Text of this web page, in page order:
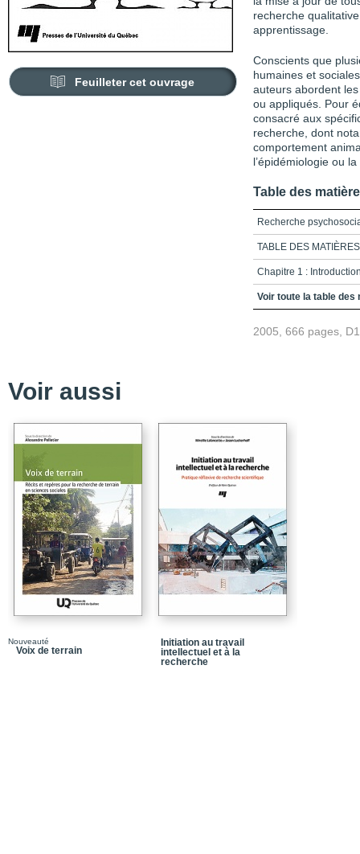
Feuilleter cet ouvrage
recherche
apprentissage.
Conscients que
humaines et
auteurs abordent les
ou appliqués. Pour
consacré aux
recherche, dont
comportement
l’épidémiologie ou
Table des
Recherche
TABLE DES MATIÈRES
Chapitre 1 :
Chapitre 2 : Les
Chapitre 7 :
Chapitre 9 : Les
Chapitre 11 :
Chapitre 12 : La
Chapitre 13 :
recherche
Voir toute la table des
2005, 666 pages,
Voir aussi
Nouveauté
Voix de terrain
Initiation au travail
intellectuel et à la
recherche